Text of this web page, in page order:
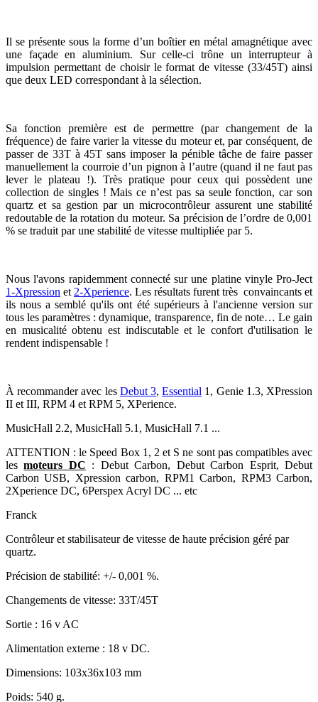
Il se présente sous la forme d’un boîtier en métal amagnétique avec
une façade en aluminium. Sur celle-ci trône un interrupteur à
impulsion permettant de choisir le format de vitesse (33/45T) ainsi
que deux LED correspondant à la sélection.
Sa fonction première est de permettre (par changement de la
fréquence) de faire varier la vitesse du moteur et, par conséquent, de
passer de 33T à 45T sans imposer la pénible tâche de faire passer
manuellement la courroie d’un pignon à l’autre (quand il ne faut pas
lever le plateau !). Très pratique pour ceux qui possèdent une
collection de singles ! Mais ce n’est pas sa seule fonction, car son
quartz et sa gestion par un microcontrôleur assurent une stabilité
redoutable de la rotation du moteur. Sa précision de l’ordre de 0,001
% se traduit par une stabilité de vitesse multipliée par 5.
Nous l'avons rapidemment connecté sur une platine vinyle Pro-Ject
1-Xpression et 2-Xperience. Les résultats furent très convaincants et
ils nous a semblé qu'ils ont été supérieurs à l'ancienne version sur
tous les paramètres : dynamique, transparence, fin de note… Le gain
en musicalité obtenu est indiscutable et le confort d'utilisation le
rendent indispensable !
À recommander avec les Debut 3,Essential 1, Genie 1.3, XPression
II et III, RPM 4 et RPM 5, XPerience.
MusicHall 2.2, MusicHall 5.1, MusicHall 7.1 ...
ATTENTION : le Speed Box 1, 2 et S ne sont pas compatibles avec
lesmoteurs DC : Debut Carbon, Debut Carbon Esprit, Debut
Carbon USB, Xpression carbon, RPM1 Carbon, RPM3 Carbon,
2Xperience DC, 6Perspex Acryl DC ... etc
Franck
Contrôleur et stabilisateur de vitesse de haute précision géré par
quartz.
Précision de stabilité: +/- 0,001 %.
Changements de vitesse: 33T/45T
Sortie : 16 v AC
Alimentation externe : 18 v DC.
Dimensions: 103x36x103 mm
Poids: 540 g.